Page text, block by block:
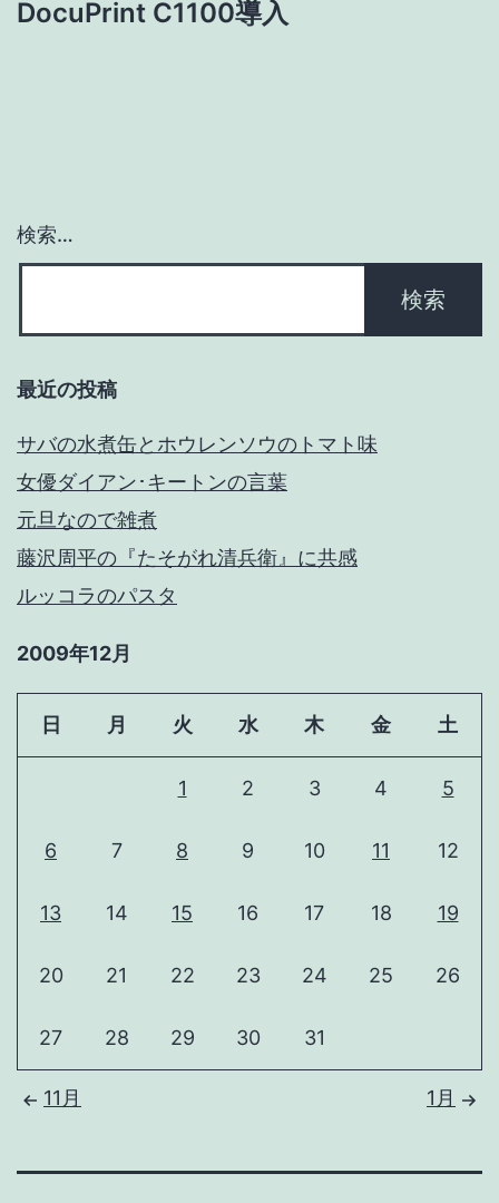
ン
DocuPrint C1100導入
検索…
最近の投稿
サバの水煮缶とホウレンソウのトマト味
女優ダイアン･キートンの言葉
元旦なので雑煮
藤沢周平の『たそがれ清兵衛』に共感
ルッコラのパスタ
2009年12月
日 月 火 水 木 金 土
1 2 3 4 5
6 7 8 9 10 11 12
13 14 15 16 17 18 19
20 21 22 23 24 25 26
27 28 29 30 31
11月 1月